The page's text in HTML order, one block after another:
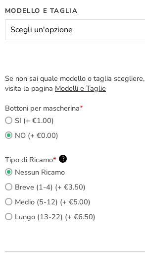
MODELLO E TAGLIA
Se non sai quale modello o taglia scegliere,
visita la pagina Modelli e Taglie
Bottoni per mascherina*
SI (+ €1.00)
NO (+ €0.00)
Tipo di Ricamo* ?
Nessun Ricamo
Breve (1-4) (+ €3.50)
Medio (5-12) (+ €5.00)
Lungo (13-22) (+ €6.50)